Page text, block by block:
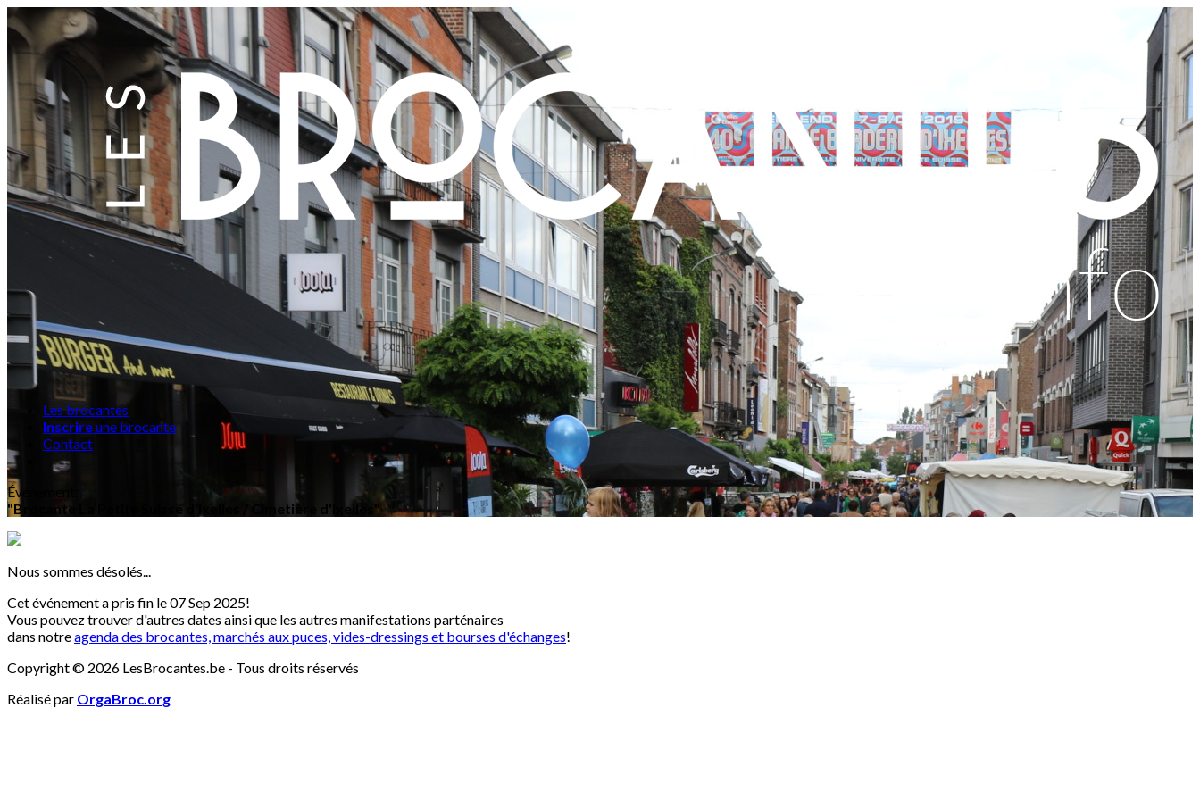
Les brocantes
Inscrireune brocante
Contact
Événement
"Brocante La Petite Suisse d'Ixelles / Cimetière d'Ixelles"
Nous sommes désolés...
Cet événement a pris fin le 07 Sep 2025!
Vous pouvez trouver d'autres dates ainsi que les autres manifestations parténaires
dans notreagenda des brocantes, marchés aux puces, vides-dressings et bourses d'échanges!
Copyright © 2026 LesBrocantes.be - Tous droits réservés
Réalisé par OrgaBroc.org